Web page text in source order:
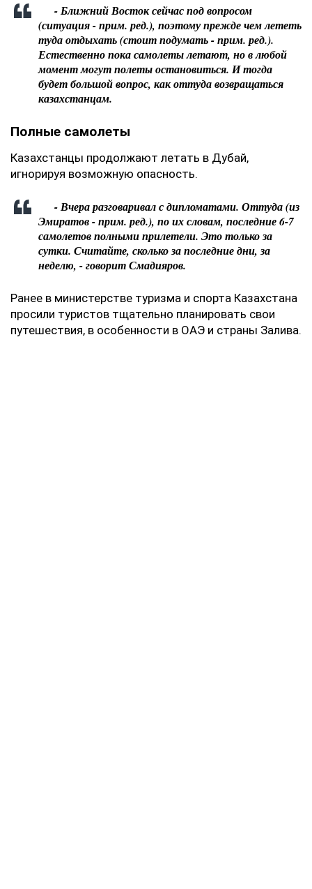
- Ближний Восток сейчас под вопросом
(ситуация - прим. ред.), поэтому прежде чем лететь
туда отдыхать (стоит подумать - прим. ред.).
Естественно пока самолеты летают, но в любой
момент могут полеты остановиться. И тогда
будет большой вопрос, как оттуда возвращаться
казахстанцам.
Полные самолеты
Казахстанцы продолжают летать в Дубай,
игнорируя возможную опасность.
- Вчера разговаривал с дипломатами. Оттуда (из
Эмиратов - прим. ред.), по их словам, последние 6-7
самолетов полными прилетели. Это только за
сутки. Считайте, сколько за последние дни, за
неделю, - говорит Смадияров.
Ранее в министерстве туризма и спорта Казахстана
просили туристов тщательно планировать свои
путешествия, в особенности в ОАЭ и страны Залива.